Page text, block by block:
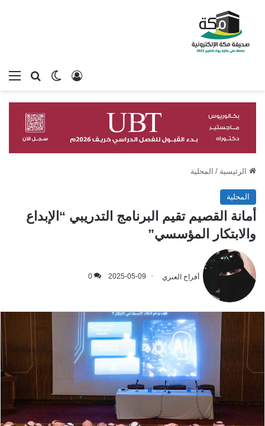
بحثالوضع
تسجيل الدخول
الرئيسية / المحلية
المحلية
أمانة القصيم تقيم البرنامج التدريبي “الإبداع
والابتكار المؤسسي”
أفراح العنزي 2025-05-09
0